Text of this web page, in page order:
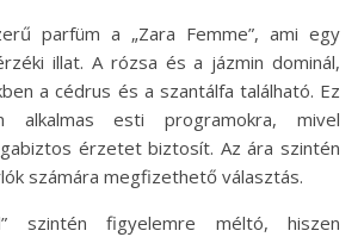
parfüm a „Zara Femme”, ami egy
illat. A rózsa és a jázmin dominál,
a cédrus és a szantálfa található. Ez
alkalmas esti programokra, mivel
érzetet biztosít. Az ára szintén
számára megfizethető választás.
szintén figyelemre méltó, hiszen